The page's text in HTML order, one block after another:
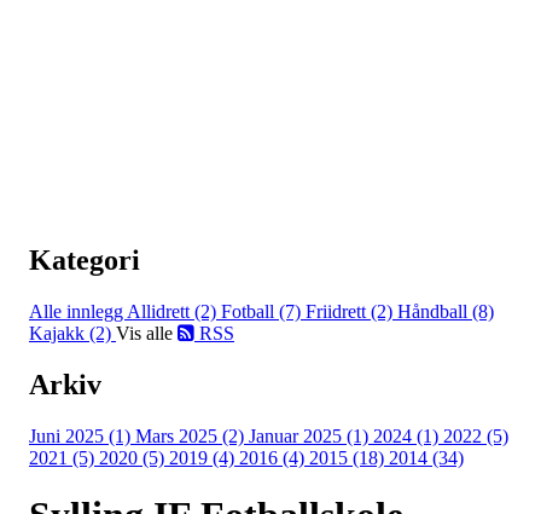
Kategori
Alle innlegg Allidrett (2) Fotball (7) Friidrett (2) Håndball (8)
Kajakk (2) Vis alle RSS
Arkiv
Juni 2025 (1) Mars 2025 (2) Januar 2025 (1) 2024 (1) 2022 (5)
2021 (5) 2020 (5) 2019 (4) 2016 (4) 2015 (18) 2014 (34)